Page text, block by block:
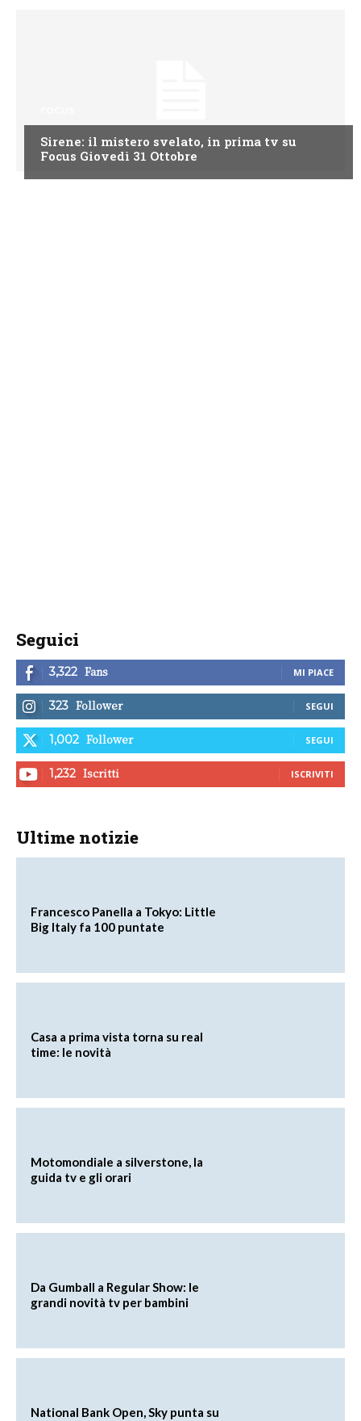
Sirene: il mistero svelato, in prima tv su
Focus Giovedì 31 Ottobre
Seguici
3,322 Fans MI PIACE
323 Follower SEGUI
1,002 Follower SEGUI
1,232 Iscritti ISCRIVITI
Ultime notizie
Francesco Panella a Tokyo: Little
Big Italy fa 100 puntate
Casa a prima vista torna su real
time: le novità
Motomondiale a silverstone, la
guida tv e gli orari
Da Gumball a Regular Show: le
grandi novità tv per bambini
National Bank Open, Sky punta su